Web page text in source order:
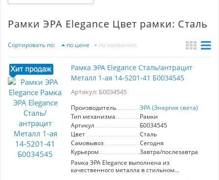
Рамки ЭРА Elegance Цвет рамки: Сталь
Сортировать по: по цене по названию
Рамка ЭРА Elegance Сталь/антрацит
Металл 1-ая 14-5201-41 Б0034545
Артикул: Б0034545
Производитель
ЭРА (Энергия света)
Тип механизма
Рамки
Артикул
Б0034545
Цвет
Сталь
Самовывоз
Сегодня
Курьером
Завтра/послезавтра
Рамка ЭРА Elegance выполнена из
качественного металла в стильном